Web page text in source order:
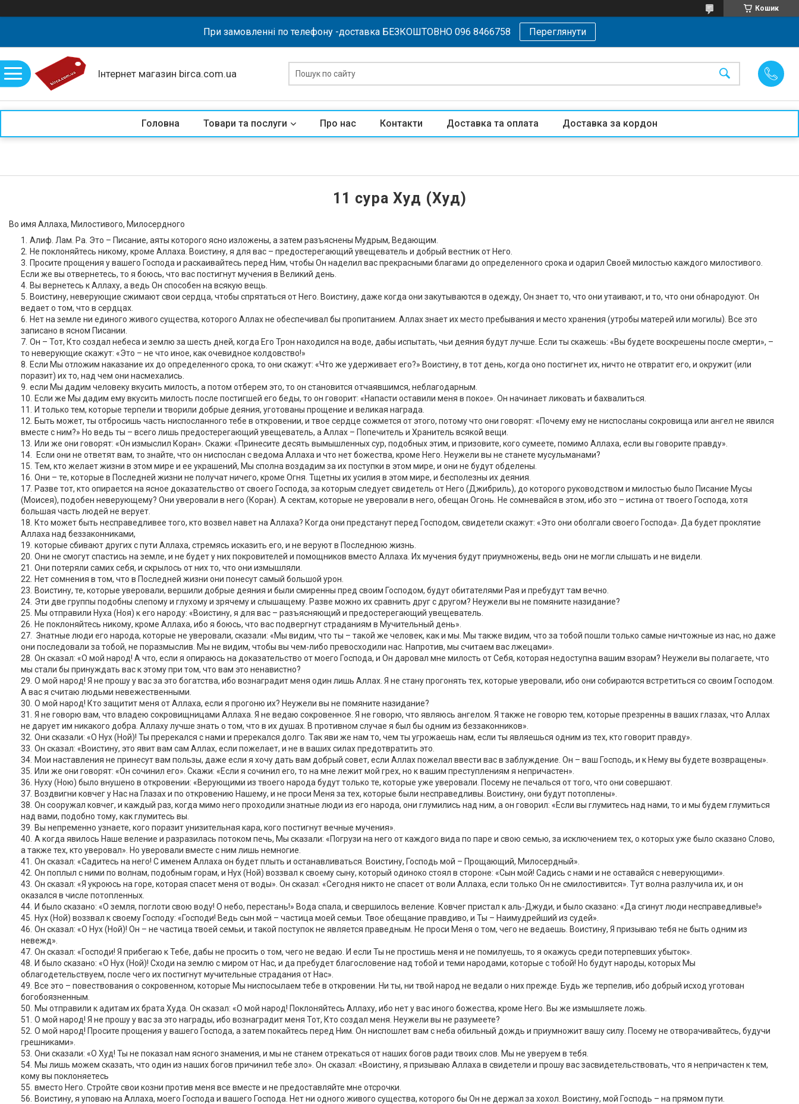
Кошик
При замовленні по телефону -доставка БЕЗКОШТОВНО 096 8466758 Переглянути
Інтернет магазин birca.com.ua
Головна Товари та послуги Про нас Контакти Доставка та оплата Доставка за кордон
11 сура Худ (Худ)
Во имя Аллаха, Милостивого, Милосердного
Алиф. Лам. Ра. Это – Писание, аяты которого ясно изложены, а затем разъяснены Мудрым, Ведающим.
Не поклоняйтесь никому, кроме Аллаха. Воистину, я для вас – предостерегающий увещеватель и добрый вестник от Него.
Просите прощения у вашего Господа и раскаивайтесь перед Ним, чтобы Он наделил вас прекрасными благами до определенного срока и одарил Своей милостью каждого милостивого.
Если же вы отвернетесь, то я боюсь, что вас постигнут мучения в Великий день.
Вы вернетесь к Аллаху, а ведь Он способен на всякую вещь.
Воистину, неверующие сжимают свои сердца, чтобы спрятаться от Него. Воистину, даже когда они закутываются в одежду, Он знает то, что они утаивают, и то, что они обнародуют. Он
ведает о том, что в сердцах.
Нет на земле ни единого живого существа, которого Аллах не обеспечивал бы пропитанием. Аллах знает их место пребывания и место хранения (утробы матерей или могилы). Все это
записано в ясном Писании.
Он – Тот, Кто создал небеса и землю за шесть дней, когда Его Трон находился на воде, дабы испытать, чьи деяния будут лучше. Если ты скажешь: «Вы будете воскрешены после смерти», –
то неверующие скажут: «Это – не что иное, как очевидное колдовство!»
Если Мы отложим наказание их до определенного срока, то они скажут: «Что же удерживает его?» Воистину, в тот день, когда оно постигнет их, ничто не отвратит его, и окружит (или
поразит) их то, над чем они насмехались.
если Мы дадим человеку вкусить милость, а потом отберем это, то он становится отчаявшимся, неблагодарным.
Если же Мы дадим ему вкусить милость после постигшей его беды, то он говорит: «Напасти оставили меня в покое». Он начинает ликовать и бахвалиться.
И только тем, которые терпели и творили добрые деяния, уготованы прощение и великая награда.
Быть может, ты отбросишь часть ниспосланного тебе в откровении, и твое сердце сожмется от этого, потому что они говорят: «Почему ему не ниспосланы сокровища или ангел не явился
вместе с ним?» Но ведь ты – всего лишь предостерегающий увещеватель, а Аллах – Попечитель и Хранитель всякой вещи.
Или же они говорят: «Он измыслил Коран». Скажи: «Принесите десять вымышленных сур, подобных этим, и призовите, кого сумеете, помимо Аллаха, если вы говорите правду».
Если они не ответят вам, то знайте, что он ниспослан с ведома Аллаха и что нет божества, кроме Него. Неужели вы не станете мусульманами?
Тем, кто желает жизни в этом мире и ее украшений, Мы сполна воздадим за их поступки в этом мире, и они не будут обделены.
Они – те, которые в Последней жизни не получат ничего, кроме Огня. Тщетны их усилия в этом мире, и бесполезны их деяния.
Разве тот, кто опирается на ясное доказательство от своего Господа, за которым следует свидетель от Него (Джибриль), до которого руководством и милостью было Писание Мусы
(Моисея), подобен неверующему? Они уверовали в него (Коран). А сектам, которые не уверовали в него, обещан Огонь. Не сомневайся в этом, ибо это – истина от твоего Господа, хотя
большая часть людей не верует.
Кто может быть несправедливее того, кто возвел навет на Аллаха? Когда они предстанут перед Господом, свидетели скажут: «Это они оболгали своего Господа». Да будет проклятие
Аллаха над беззаконниками,
которые сбивают других с пути Аллаха, стремясь исказить его, и не веруют в Последнюю жизнь.
Они не смогут спастись на земле, и не будет у них покровителей и помощников вместо Аллаха. Их мучения будут приумножены, ведь они не могли слышать и не видели.
Они потеряли самих себя, и скрылось от них то, что они измышляли.
Нет сомнения в том, что в Последней жизни они понесут самый большой урон.
Воистину, те, которые уверовали, вершили добрые деяния и были смиренны пред своим Господом, будут обитателями Рая и пребудут там вечно.
Эти две группы подобны слепому и глухому и зрячему и слышащему. Разве можно их сравнить друг с другом? Неужели вы не помяните назидание?
Мы отправили Нуха (Ноя) к его народу: «Воистину, я для вас – разъясняющий и предостерегающий увещеватель.
Не поклоняйтесь никому, кроме Аллаха, ибо я боюсь, что вас подвергнут страданиям в Мучительный день».
Знатные люди его народа, которые не уверовали, сказали: «Мы видим, что ты – такой же человек, как и мы. Мы также видим, что за тобой пошли только самые ничтожные из нас, но даже
они последовали за тобой, не поразмыслив. Мы не видим, чтобы вы чем-либо превосходили нас. Напротив, мы считаем вас лжецами».
Он сказал: «О мой народ! А что, если я опираюсь на доказательство от моего Господа, и Он даровал мне милость от Себя, которая недоступна вашим взорам? Неужели вы полагаете, что
мы стали бы принуждать вас к этому при том, что вам это ненавистно?
О мой народ! Я не прошу у вас за это богатства, ибо вознаградит меня один лишь Аллах. Я не стану прогонять тех, которые уверовали, ибо они собираются встретиться со своим Господом.
А вас я считаю людьми невежественными.
О мой народ! Кто защитит меня от Аллаха, если я прогоню их? Неужели вы не помяните назидание?
Я не говорю вам, что владею сокровищницами Аллаха. Я не ведаю сокровенное. Я не говорю, что являюсь ангелом. Я также не говорю тем, которые презренны в ваших глазах, что Аллах
не дарует им никакого добра. Аллаху лучше знать о том, что в их душах. В противном случае я был бы одним из беззаконников».
Они сказали: «О Нух (Ной)! Ты пререкался с нами и пререкался долго. Так яви же нам то, чем ты угрожаешь нам, если ты являешься одним из тех, кто говорит правду».
Он сказал: «Воистину, это явит вам сам Аллах, если пожелает, и не в ваших силах предотвратить это.
Мои наставления не принесут вам пользы, даже если я хочу дать вам добрый совет, если Аллах пожелал ввести вас в заблуждение. Он – ваш Господь, и к Нему вы будете возвращены».
Или же они говорят: «Он сочинил его». Скажи: «Если я сочинил его, то на мне лежит мой грех, но к вашим преступлениям я непричастен».
Нуху (Ною) было внушено в откровении: «Верующими из твоего народа будут только те, которые уже уверовали. Посему не печалься от того, что они совершают.
Воздвигни ковчег у Нас на Глазах и по откровению Нашему, и не проси Меня за тех, которые были несправедливы. Воистину, они будут потоплены».
Он сооружал ковчег, и каждый раз, когда мимо него проходили знатные люди из его народа, они глумились над ним, а он говорил: «Если вы глумитесь над нами, то и мы будем глумиться
над вами, подобно тому, как глумитесь вы.
Вы непременно узнаете, кого поразит унизительная кара, кого постигнут вечные мучения».
А когда явилось Наше веление и разразилась потоком печь, Мы сказали: «Погрузи на него от каждого вида по паре и свою семью, за исключением тех, о которых уже было сказано Слово,
а также тех, кто уверовал». Но уверовали вместе с ним лишь немногие.
Он сказал: «Садитесь на него! С именем Аллаха он будет плыть и останавливаться. Воистину, Господь мой – Прощающий, Милосердный».
Он поплыл с ними по волнам, подобным горам, и Нух (Ной) воззвал к своему сыну, который одиноко стоял в стороне: «Сын мой! Садись с нами и не оставайся с неверующими».
Он сказал: «Я укроюсь на горе, которая спасет меня от воды». Он сказал: «Сегодня никто не спасет от воли Аллаха, если только Он не смилостивится». Тут волна разлучила их, и он
оказался в числе потопленных.
И было сказано: «О земля, поглоти свою воду! О небо, перестань!» Вода спала, и свершилось веление. Ковчег пристал к аль-Джуди, и было сказано: «Да сгинут люди несправедливые!»
Нух (Ной) воззвал к своему Господу: «Господи! Ведь сын мой – частица моей семьи. Твое обещание правдиво, и Ты – Наимудрейший из судей».
Он сказал: «О Нух (Ной)! Он – не частица твоей семьи, и такой поступок не является праведным. Не проси Меня о том, чего не ведаешь. Воистину, Я призываю тебя не быть одним из
невежд».
Он сказал: «Господи! Я прибегаю к Тебе, дабы не просить о том, чего не ведаю. И если Ты не простишь меня и не помилуешь, то я окажусь среди потерпевших убыток».
И было сказано: «О Нух (Ной)! Сходи на землю с миром от Нас, и да пребудет благословение над тобой и теми народами, которые с тобой! Но будут народы, которых Мы
облагодетельствуем, после чего их постигнут мучительные страдания от Нас».
Все это – повествования о сокровенном, которые Мы ниспосылаем тебе в откровении. Ни ты, ни твой народ не ведали о них прежде. Будь же терпелив, ибо добрый исход уготован
богобоязненным.
Мы отправили к адитам их брата Худа. Он сказал: «О мой народ! Поклоняйтесь Аллаху, ибо нет у вас иного божества, кроме Него. Вы же измышляете ложь.
О мой народ! Я не прошу у вас за это награды, ибо вознаградит меня Тот, Кто создал меня. Неужели вы не разумеете?
О мой народ! Просите прощения у вашего Господа, а затем покайтесь перед Ним. Он ниспошлет вам с неба обильный дождь и приумножит вашу силу. Посему не отворачивайтесь, будучи
грешниками».
Они сказали: «О Худ! Ты не показал нам ясного знамения, и мы не станем отрекаться от наших богов ради твоих слов. Мы не уверуем в тебя.
Мы лишь можем сказать, что один из наших богов причинил тебе зло». Он сказал: «Воистину, я призываю Аллаха в свидетели и прошу вас засвидетельствовать, что я непричастен к тем,
кому вы поклоняетесь
вместо Него. Стройте свои козни против меня все вместе и не предоставляйте мне отсрочки.
Воистину, я уповаю на Аллаха, моего Господа и вашего Господа. Нет ни одного живого существа, которого бы Он не держал за хохол. Воистину, мой Господь – на прямом пути.